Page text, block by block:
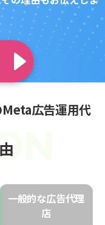
広告運用代
一般的な広告代理
店